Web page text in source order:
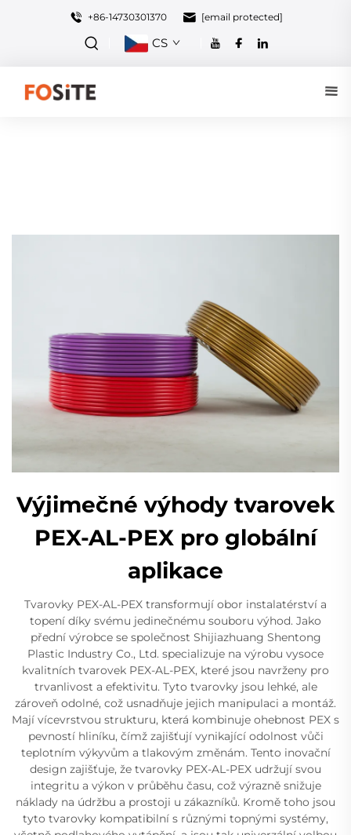
+86-14730301370 [email protected]
CS
Výjimečné výhody tvarovek
PEX-AL-PEX pro globální
aplikace
Tvarovky PEX-AL-PEX transformují obor instalatérství a
topení díky svému jedinečnému souboru výhod. Jako
přední výrobce se společnost Shijiazhuang Shentong
Plastic Industry Co., Ltd. specializuje na výrobu vysoce
kvalitních tvarovek PEX-AL-PEX, které jsou navrženy pro
trvanlivost a efektivitu. Tyto tvarovky jsou lehké, ale
zároveň odolné, což usnadňuje jejich manipulaci a montáž.
Mají vícevrstvou strukturu, která kombinuje ohebnost PEX s
pevností hliníku, čímž zajišťují vynikající odolnost vůči
teplotním výkyvům a tlakovým změnám. Tento inovační
design zajišťuje, že tvarovky PEX-AL-PEX udržují svou
integritu a výkon v průběhu času, což výrazně snižuje
náklady na údržbu a prostoji u zákazníků. Kromě toho jsou
tyto tvarovky kompatibilní s různými topnými systémy,